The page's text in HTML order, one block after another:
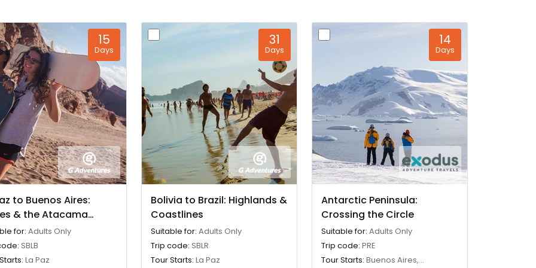
mektige Lanin-
hvor i denne
er det vanskelig å
regnskogen ligger
underverk; Iguassu
ligger denne 3 km
skaper en dis og
og vanskelig å
på grensen mellom
panoramautsikt til
fugle- og
15
Days
to Buenos Aires:
& the Atacama
for: Adults Only
SBLB
La Paz
31
Days
Bolivia to Brazil: Highlands &
Coastlines
Suitable for: Adults Only
Trip code: SBLR
Tour Starts: La Paz
14
Days
Antarctic Peninsula:
Crossing the Circle
Suitable for: Adults Only
Trip code: PRE
Tour Starts: Buenos Aires,